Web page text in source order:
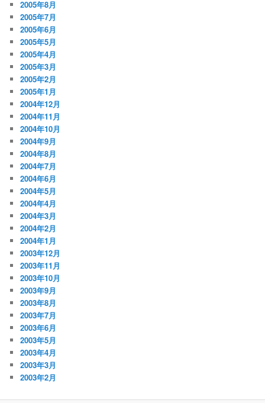
2005年8月
2005年7月
2005年6月
2005年5月
2005年4月
2005年3月
2005年2月
2005年1月
2004年12月
2004年11月
2004年10月
2004年9月
2004年8月
2004年7月
2004年6月
2004年5月
2004年4月
2004年3月
2004年2月
2004年1月
2003年12月
2003年11月
2003年10月
2003年9月
2003年8月
2003年7月
2003年6月
2003年5月
2003年4月
2003年3月
2003年2月